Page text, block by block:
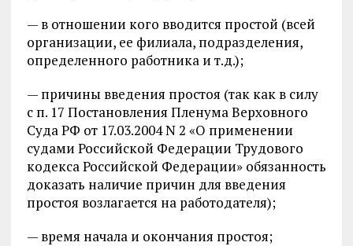
— в отношении кого вводится простой (всей
организации, ее филиала, подразделения,
определенного работника и т.д.);
— причины введения простоя (так как в силу
с п. 17 Постановления Пленума Верховного
Суда РФ от 17.03.2004 N 2 «О применении
судами Российской Федерации Трудового
кодекса Российской Федерации» обязанность
доказать наличие причин для введения
простоя возлагается на работодателя);
— время начала и окончания простоя;